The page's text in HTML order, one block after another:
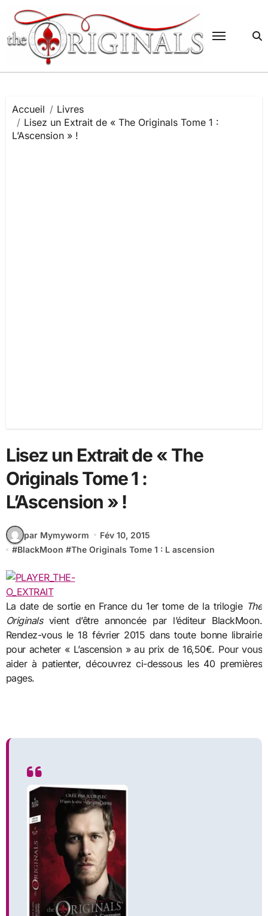
contenu
Accueil
Livres
Lisez un Extrait de « The Originals Tome 1 :
L’Ascension » !
Lisez un Extrait de « The
Originals Tome 1 :
L’Ascension » !
par Mymyworm
Fév 10, 2015
#BlackMoon #The Originals Tome 1 : L ascension
La date de sortie en France du 1er tome de la trilogie The
Originalsvient d’être annoncée par l’éditeur BlackMoon.
Rendez-vous le 18 février 2015 dans toute bonne librairie
pour acheter « L’ascension » au prix de 16,50€. Pour vous
aider à patienter, découvrez ci-dessous les 40 premières
pages.